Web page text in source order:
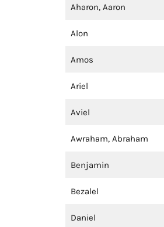
Aharon, Aaron
Alon
Amos
Ariel
Aviel
Awraham, Abraham
Benjamin
Bezalel
Daniel